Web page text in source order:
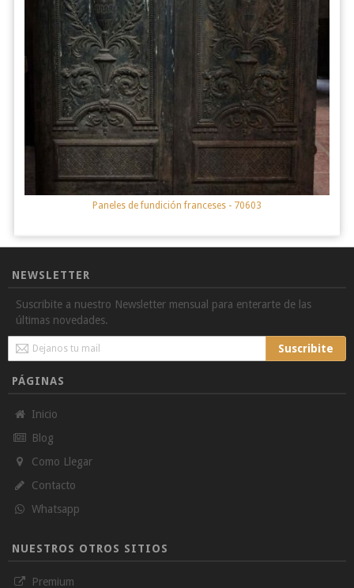
Paneles de fundición franceses - 70603
NEWSLETTER
Suscribite a nuestro Newsletter mensual para enterarte de las
últimas novedades.
Sign
Up
for
Suscribite
PÁGINAS
Inicio
Blog
Como Llegar
Contacto
Whatsapp
NUESTROS OTROS SITIOS
Premium